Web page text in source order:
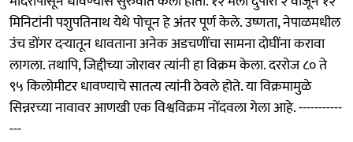
मिनिटांनी पशुपतिनाथ येथे पोचून हे अंतर पूर्ण केले. उष्णता, नेपाळमधील
उंच डोंगर दऱ्यातून धावताना अनेक अडचणींचा सामना दोघींना करावा
लागला. तथापि, जिद्दीच्या जोरावर त्यांनी हा विक्रम केला. दररोज ८० ते
९५ किलोमीटर धावण्याचे सातत्य त्यांनी ठेवले होते. या विक्रमामुळे
सिन्नरच्या नावावर आणखी एक विश्वविक्रम नोंदवला गेला आहे. -----------
---